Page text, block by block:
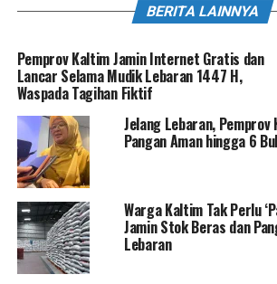
BERITA LAINNYA
Pemprov Kaltim Jamin Internet Gratis dan
Lancar Selama Mudik Lebaran 1447 H,
Waspada Tagihan Fiktif
Jelang Lebaran,
Pangan Aman hingga 6
Warga Kaltim Tak Perlu
Jamin Stok Beras dan
Lebaran